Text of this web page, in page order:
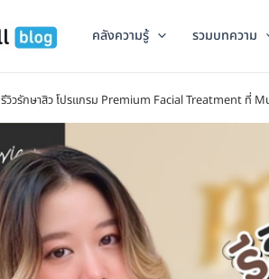
คลังความรู้ รวมบทความ
รีวิวรักษาสิว โปรแกรม Premium Facial Treatment ที่